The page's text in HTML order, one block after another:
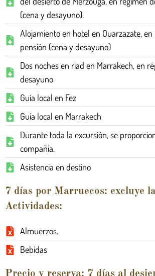
(cena y desayuno).
Alojamiento en hotel en Ouarzazate,
pensión (cena y desayuno)
Dos noches en riad en Marrakech, en
desayuno
Guía local en Fez
Guía local en Marrakech
Durante toda la excursión, se
compañía.
Asistencia en destino
7 días por Marruecos: excluye
Actividades:
Almuerzos.
Bebidas
Precio y reserva: 7 días al